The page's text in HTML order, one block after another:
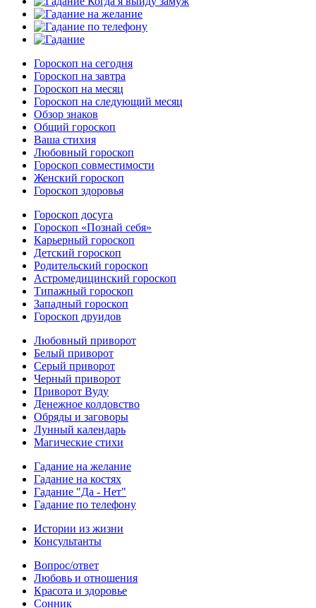
Гороскоп на сегодня
Гороскоп на завтра
Гороскоп на месяц
Гороскоп на следующий месяц
Обзор знаков
Общий гороскоп
Ваша стихия
Любовный гороскоп
Гороскоп совместимости
Женский гороскоп
Гороскоп здоровья
Гороскоп досуга
Гороскоп «Познай себя»
Карьерный гороскоп
Детский гороскоп
Родительский гороскоп
Астромедицинский гороскоп
Типажный гороскоп
Западный гороскоп
Гороскоп друидов
Любовный приворот
Белый приворот
Серый приворот
Черный приворот
Приворот Вуду
Денежное колдовство
Обряды и заговоры
Лунный календарь
Магические стихи
Гадание на желание
Гадание на костях
Гадание "Да - Нет"
Гадание по телефону
Истории из жизни
Консультанты
Вопрос/ответ
Любовь и отношения
Красота и здоровье
Сонник